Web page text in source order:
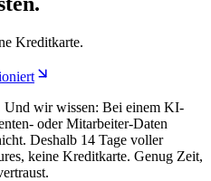
Kreditkarte.
Und wir wissen: Bei einem KI-
oder Mitarbeiter-Daten
Deshalb 14 Tage voller
keine Kreditkarte. Genug Zeit,